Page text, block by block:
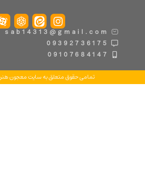
sab14313@gmail.com
09392736175
09107684147
تمامی حقوق متعلق به سایت معجون هنر می باشد.